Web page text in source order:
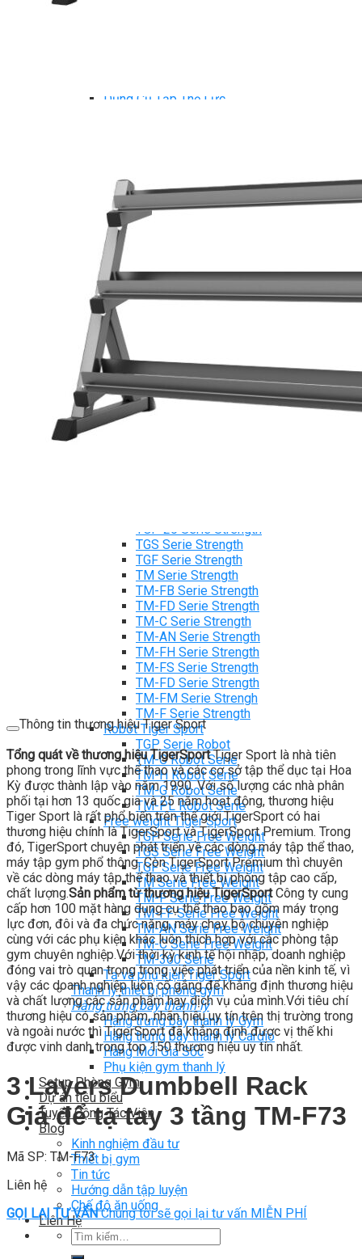
Dụng Cụ Tập Thể Lực
Dụng cụ Massage
Spirit Serie
Cardio Spirit
Máy chạy bộ Spirit
Máy trượt tuyết Spirit
Máy chèo thuyền Spirit
Máy tập phục hồi chức năng Spirit
Strength Spirit
Robot Spirit
Free weight Spirit
Tiger Sport Serie
Cardio Tiger Sport
TGP 20 Serie Strength
TGS Serie Strength
TGF Serie Strength
TM Serie Strength
TM-FB Serie Strength
TM-FD Serie Strength
TM-C Serie Strength
TM-AN Serie Strength
TM-FH Serie Strength
TM-FS Serie Strength
TM-FD Serie Strength
TM-FM Serie Strengh
TM-F Serie Strength
Robot Tiger Sport
TGP Serie Robot
TM-C Robot Serie
TM-H Robot Serie
TM-G Robot Serie
TM-PL Robot Serie
Free weight Tiger Sport
TGP Serie Free Weight
TGS Serie Free Weight
TGF Serie Free Weight
TM Serie Free Weight
TM-F Serie Free Weight
TM-FF Serie Free Weight
TM-AN Serie Free Weight
TM-C Serie Free Weight
TM-360 Serie
Tạ và phụ kiện Tiger Sport
Thanh lý thiết bị phòng gym
Hàng trưng bày thanh lý
Hàng trưng bày thanh lý Gym
Hàng trưng bày thanh lý Cardio
Hàng Mới Giá Sốc
Phụ kiện gym thanh lý
Setup Phòng Gym
Dự án tiêu biểu
Tuyển Cộng Tác Viên
Blog
Kinh nghiệm đầu tư
Thiết bị gym
Tin tức
Hướng dẫn tập luyện
Chế độ ăn uống
Liên Hệ
Tìm
kiếm:
Thông tin thương hiệu Tiger Sport
Tổng quát về thương hiệu TigerSportTiger Sport là nhà tiên
phong trong lĩnh vực thể thao và các cơ sở tập thể dục tại Hoa
Kỳ được thành lập vào năm 1990. Với số lượng các nhà phân
phối tại hơn 13 quốc gia và 25 năm hoạt động, thương hiệu
Tiger Sport là rất phổ biến trên thế giới.TigerSport có hai
thương hiệu chính là TigerSport và TigerSport Premium. Trong
đó, TigerSport chuyên phát triển về các dòng máy tập thể thao,
máy tập gym phổ thông. Còn TigerSport Premium thì chuyên
về các dòng máy tập thể thao và thiết bị phòng tập cao cấp,
chất lượng.Sản phẩm từ thương hiệu TigerSportCông ty cung
cấp hơn 100 mặt hàng dụng cụ thể thao bao gồm máy trọng
lực đơn, đôi và đa chức năng, máy chạy bộ chuyên nghiệp
cùng với các phụ kiện khác luôn thích hợp với các phòng tập
gym chuyên nghiệp.Với thời kỳ kinh tế hội nhập, doanh nghiệp
đóng vai trò quan trọng trong việc phát triển của nền kinh tế, vì
vậy các doanh nghiệp luôn cố gắng để khẳng định thương hiệu
và chất lượng các sản phẩm hay dịch vụ của mình.Với tiêu chí
thương hiệu có sản phẩm, nhãn hiệu uy tín trên thị trường trong
và ngoài nước thì TigerSport đã khẳng định được vị thế khi
được vinh danh trong top 150 thương hiệu uy tín nhất.
3 Layers Dumbbell Rack
Giá để tạ tay 3 tầng TM-F73
Mã SP: TM-F73
Liên hệ
GỌI LẠI TƯ VẤN Chúng tôi sẽ gọi lại tư vấn MIỄN PHÍ